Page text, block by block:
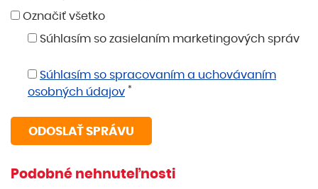
Označiť všetko
Súhlasím so zasielaním marketingových správ
Súhlasím so spracovaním a uchovávaním
osobných údajov *
Podobné nehnuteľnosti